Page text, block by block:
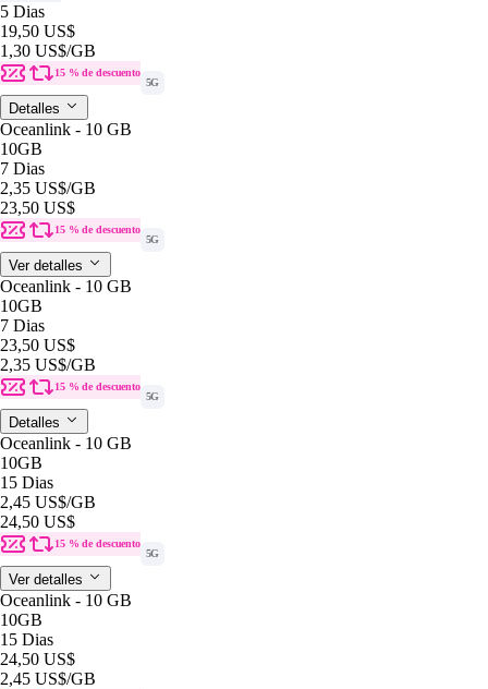
5 Dias
19,50 US$
1,30 US$/GB
15 % de descuento
5G
Detalles
Oceanlink - 10 GB
10GB
7 Dias
2,35 US$/GB
23,50 US$
15 % de descuento
5G
Ver detalles
Oceanlink - 10 GB
10GB
7 Dias
23,50 US$
2,35 US$/GB
15 % de descuento
5G
Detalles
Oceanlink - 10 GB
10GB
15 Dias
2,45 US$/GB
24,50 US$
15 % de descuento
5G
Ver detalles
Oceanlink - 10 GB
10GB
15 Dias
24,50 US$
2,45 US$/GB